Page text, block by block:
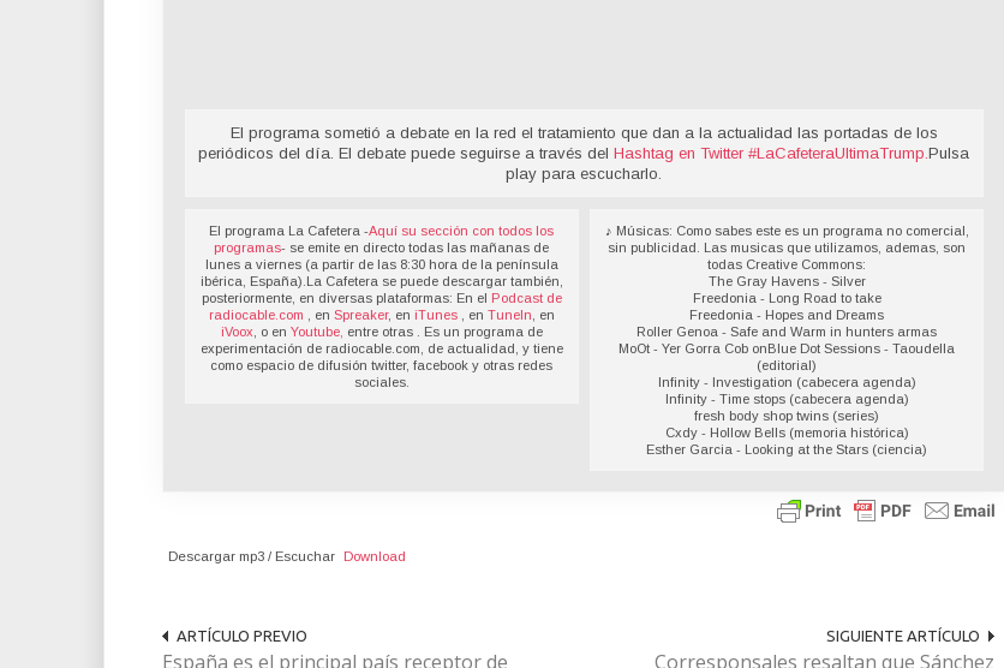
El programa sometió a debate en la red el tratamiento que dan a la actualidad las portadas de los
periódicos del día. El debate puede seguirse a través delHashtag en Twitter#LaCafeteraUltimaTrump.Pulsa
play para escucharlo.
El programa La Cafetera -Aquí su sección con todos los
programas- se emite en directo todas las mañanas de
lunes a viernes (a partir de las 8:30 hora de la península
ibérica, España).La Cafetera se puede descargar también,
posteriormente, en diversas plataformas: En el
Podcast de
radiocable.com
, en Spreaker, en iTunes , en TuneIn , en
iVoox , o en Youtube, entre otras . Es un programa de
experimentación de radiocable.com, de actualidad, y tiene
como espacio de difusión twitter, facebook y otras redes
sociales.
♪ Músicas: Como sabes este es un programa no comercial,
sin publicidad. Las musicas que utilizamos, ademas, son
todas Creative Commons:
The Gray Havens - Silver
Freedonia - Long Road to take
Freedonia - Hopes and Dreams
Roller Genoa - Safe and Warm in hunters armas
MoOt - Yer Gorra Cob onBlue Dot Sessions - Taoudella
(editorial)
Infinity - Investigation (cabecera agenda)
Infinity - Time stops (cabecera agenda)
fresh body shop twins (series)
Cxdy - Hollow Bells (memoria histórica)
Esther Garcia - Looking at the Stars (ciencia)
Descargar mp3 / Escuchar Download
ARTÍCULO PREVIO
España es el principal país receptor de
SIGUIENTE ARTÍCULO
Corresponsales resaltan que Sánchez